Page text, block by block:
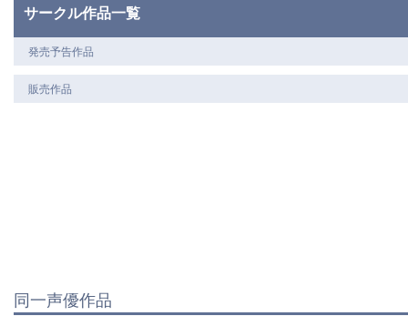
サークル作品一覧
発売予告作品
販売作品
同一声優作品